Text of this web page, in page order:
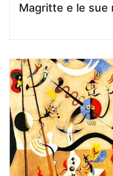
Magritte e le sue